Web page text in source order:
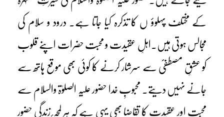
کے مختلف پہلوؤ ں کا تذکرہ کیا جاتا ہے۔ درود و سلام کی
مجالس ہوتی ہیں۔اہلِ عقیدت و محبت حضرات اپنے قلوب
کو عشقِ مصطفیؐ سے سرشار کرنے کا کوئی بھی موقع ہاتھ سے
جانے نہیں دیتے۔ محبوبِ خدا حضور علیہ الصلوٰۃ والسلام سے
محبت اور عقیدت کا تقاضا بھی یہی ہے کہ ہر لمحہ ٔ زندگی حضور